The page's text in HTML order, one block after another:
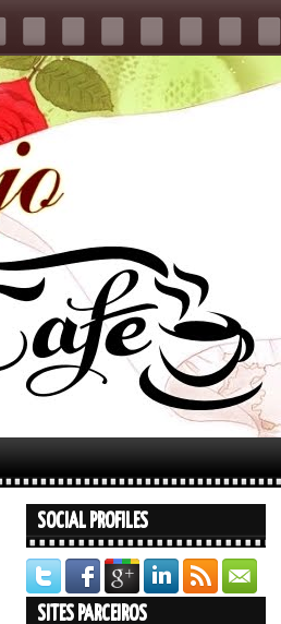
SOCIAL PROFILES
SITES PARCEIROS